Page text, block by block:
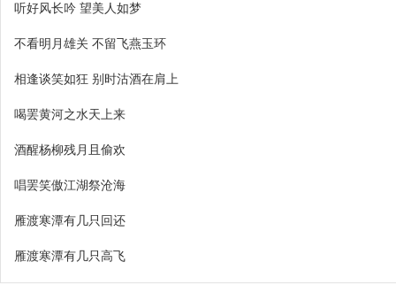
听好风长吟 望美人如梦
不看明月雄关 不留飞燕玉环
相逢谈笑如狂 别时沽酒在肩上
喝罢黄河之水天上来
酒醒杨柳残月且偷欢
唱罢笑傲江湖祭沧海
雁渡寒潭有几只回还
雁渡寒潭有几只高飞